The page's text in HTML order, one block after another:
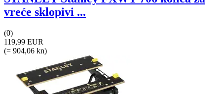
vreće sklopivi ...
(0)
119,99 EUR
(= 904,06 kn)